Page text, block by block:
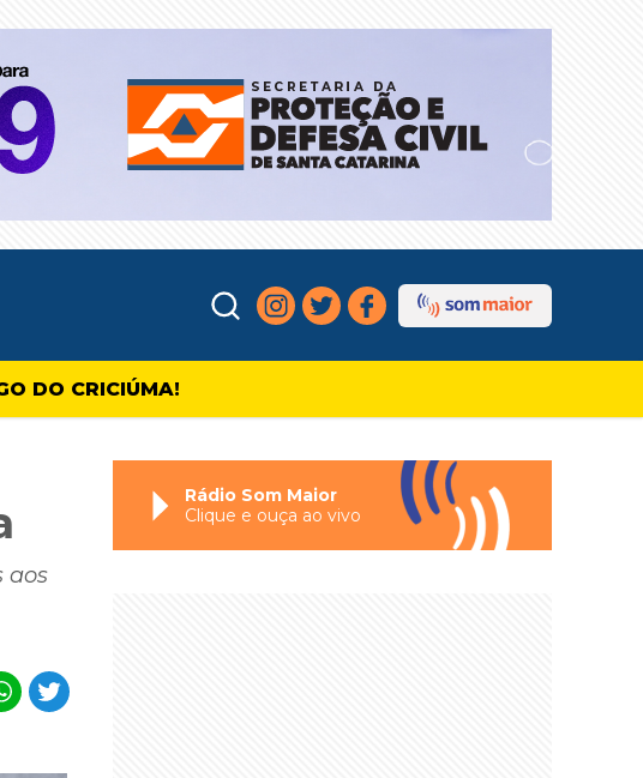
DO CRICIÚMA!
aos
Rádio Som Maior
Clique e ouça ao vivo